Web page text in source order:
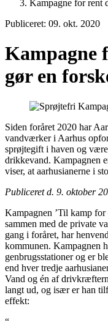
Kampagne for rent
Publiceret: 09. okt. 2020
Kampagne
gør en
Siden foråret 2020 har
vandværker i Aarhus
sprøjtegift i haven og
drikkevand. Kampagnen
viser, at aarhusianerne i
Publiceret d. 9. oktober
Kampagnen ’Til kamp for
sammen med de private
gang i foråret, har
kommunen. Kampagnen
genbrugsstationer og er
end hver tredje
Vand og én af
langt ud, og især er han
effekt:
“